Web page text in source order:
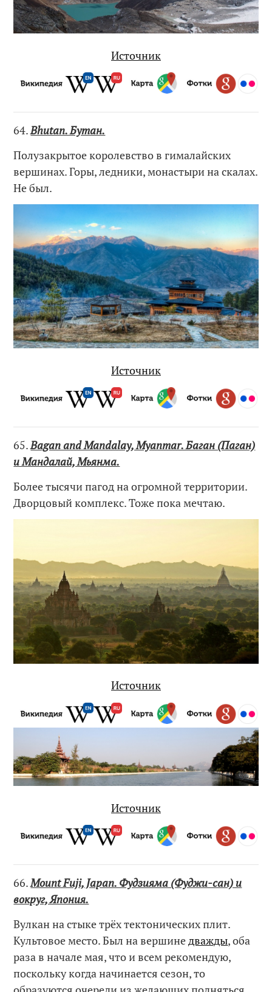
Источник
64.Bhutan. Бутан.
Полузакрытое королевство в гималайских
вершинах. Горы, ледники, монастыри на скалах.
Не был.
Источник
65.Bagan and Mandalay, Myanmar. Баган (Паган)
и Мандалай, Мьянма.
Более тысячи пагод на огромной территории.
Дворцовый комплекс. Тоже пока мечтаю.
Источник
Источник
66.Mount Fuji, Japan. Фудзияма (Фуджи-сан) и
вокруг, Япония.
Вулкан на стыке трёх тектонических плит.
Культовое место. Был на вершине дважды, оба
раза в начале мая, что и всем рекомендую,
поскольку когда начинается сезон, то